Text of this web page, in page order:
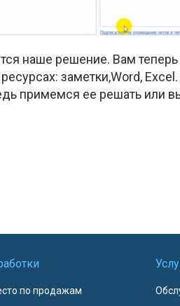
наше решение. Вам
заметки,Word,
примемся ее решать или
по продажам